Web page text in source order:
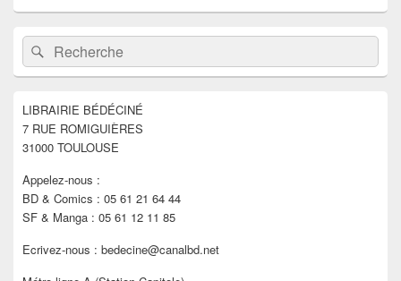
Zone
principale
de
widget
barre
latérale
Recherche :Rechercher
LIBRAIRIE BÉDÉCINÉ
7 RUE ROMIGUIÈRES
31000 TOULOUSE
Appelez-nous :
BD & Comics : 05 61 21 64 44
SF & Manga : 05 61 12 11 85
Ecrivez-nous : bedecine@canalbd.net